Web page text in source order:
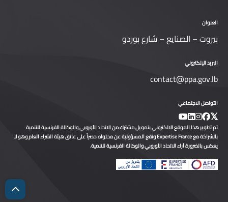
العنوان
بيروت – الصنايع – شارع بوردو
البريد الإلكتروني
contact@ppa.gov.lb
التواصل الاجتماعي
تم تطوير هذا الموقع الالكتروني بتمويل مشترك من الاتحاد الأوروبي والوكالة الفرنسية للتنمية
بالشراكة مع Expertise France وتقع المسؤولية عن محتواه حصراً على عاتق هيئة الشراء العام وهو لا
يعكس بالضرورة آراء الاتحاد الأوروبي والوكالة الفرنسية للتنمية.